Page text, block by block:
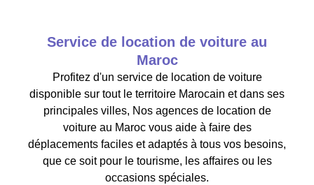
Service de location de voiture au
Maroc
Profitez d'un service de location de voiture
disponible sur tout le territoire Marocain et dans ses
principales villes, Nos agences de location de
voiture au Maroc vous aide à faire des
déplacements faciles et adaptés à tous vos besoins,
que ce soit pour le tourisme, les affaires ou les
occasions spéciales.